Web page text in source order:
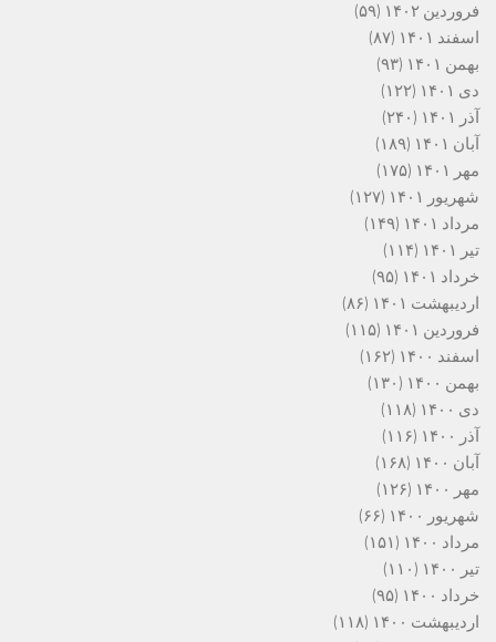
فروردین ۱۴۰۲
(۵۹)
اسفند ۱۴۰۱
(۸۷)
بهمن ۱۴۰۱
(۹۳)
دی ۱۴۰۱
(۱۲۲)
آذر ۱۴۰۱
(۲۴۰)
آبان ۱۴۰۱
(۱۸۹)
مهر ۱۴۰۱
(۱۷۵)
شهریور ۱۴۰۱
(۱۲۷)
مرداد ۱۴۰۱
(۱۴۹)
تیر ۱۴۰۱
(۱۱۴)
خرداد ۱۴۰۱
(۹۵)
اردیبهشت ۱۴۰۱
(۸۶)
فروردین ۱۴۰۱
(۱۱۵)
اسفند ۱۴۰۰
(۱۶۲)
بهمن ۱۴۰۰
(۱۳۰)
دی ۱۴۰۰
(۱۱۸)
آذر ۱۴۰۰
(۱۱۶)
آبان ۱۴۰۰
(۱۶۸)
مهر ۱۴۰۰
(۱۲۶)
شهریور ۱۴۰۰
(۶۶)
مرداد ۱۴۰۰
(۱۵۱)
تیر ۱۴۰۰
(۱۱۰)
خرداد ۱۴۰۰
(۹۵)
اردیبهشت ۱۴۰۰
(۱۱۸)